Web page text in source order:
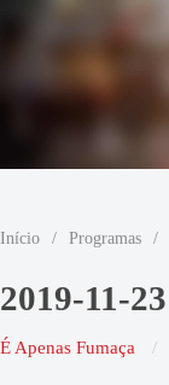
Início / Programas /
2019-11-23
É Apenas Fumaça